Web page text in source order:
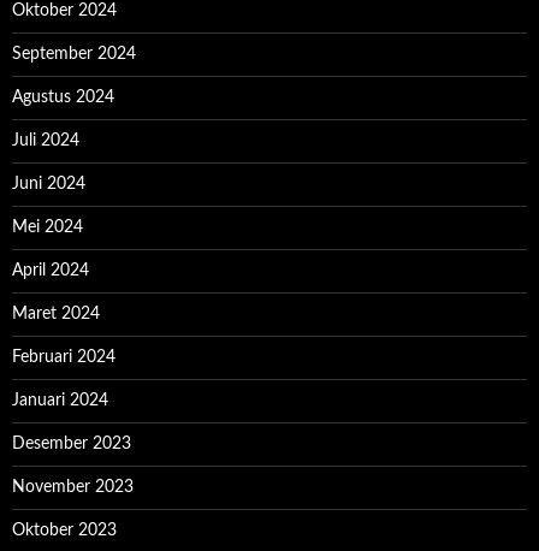
Oktober 2024
September 2024
Agustus 2024
Juli 2024
Juni 2024
Mei 2024
April 2024
Maret 2024
Februari 2024
Januari 2024
Desember 2023
November 2023
Oktober 2023